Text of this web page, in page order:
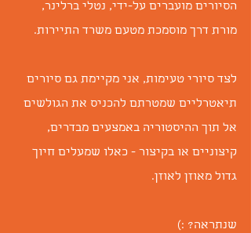
הסיורים מועברים על-ידי, נטלי ברלינר,
מורת דרך מוסמכת מטעם משרד התיירות.
לצד סיורי טעימות, אני מקיימת גם סיורים
תיאטרליים שמטרתם להכניס את הגולשים
אל תוך ההיסטוריה באמצעים מבדרים,
קיצוניים או בקיצור - כאלו שמעלים חיוך
גדול מאוזן לאוזן.
שנתראה? :)